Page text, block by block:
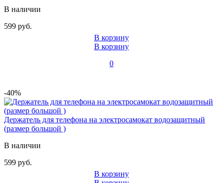
В наличии
599 руб.
В корзину
В корзину
0
-40%
Держатель для телефона на электросамокат водозащитный
(размер большой )
В наличии
599 руб.
В корзину